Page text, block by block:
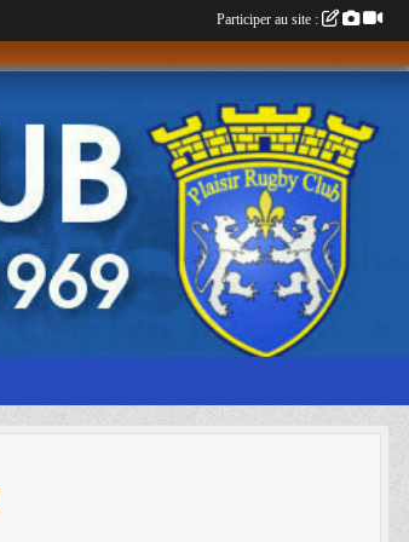
Participer au site :